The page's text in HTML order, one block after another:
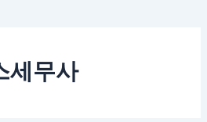
세무사